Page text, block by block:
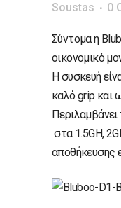
Soustas
0
Σύντομα η
οικονομικό
Η συσκευή
καλό grip και
στα 1.5GH,
αποθήκευσης